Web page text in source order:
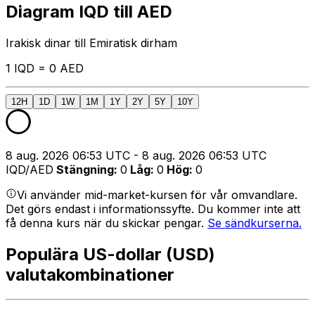
Diagram IQD till AED
Irakisk dinar till Emiratisk dirham
1 IQD = 0 AED
12H 1D 1W 1M 1Y 2Y 5Y 10Y
8 aug. 2026 06:53 UTC - 8 aug. 2026 06:53 UTC
IQD/AED Stängning: 0 Låg: 0 Hög: 0
Vi använder mid-market-kursen för vår omvandlare.
Det görs endast i informationssyfte. Du kommer inte att
få denna kurs när du skickar pengar. Se sändkurserna.
Populära US-dollar (USD)
valutakombinationer